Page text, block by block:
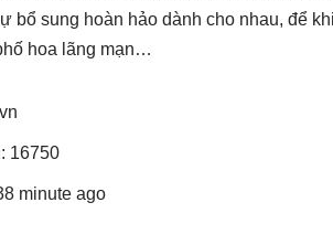
bổ sung hoàn hảo dành cho nhau, để
hoa lãng mạn…
16750
minute ago